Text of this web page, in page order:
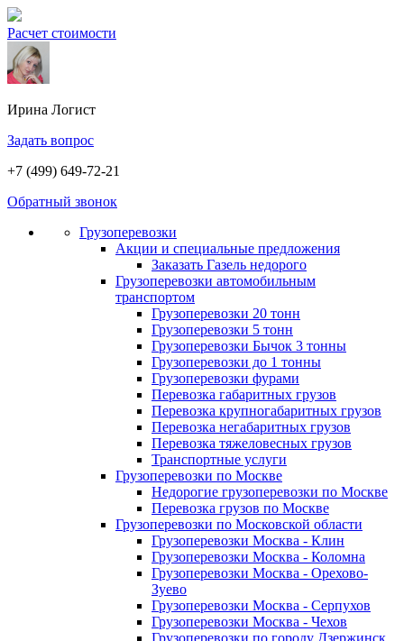
Расчет стоимости
Ирина Логист
Задать вопрос
+7 (499) 649-72-21
Обратный звонок
Грузоперевозки
Акции и специальные предложения
Заказать Газель недорого
Грузоперевозки автомобильным
транспортом
Грузоперевозки 20 тонн
Грузоперевозки 5 тонн
Грузоперевозки Бычок 3 тонны
Грузоперевозки до 1 тонны
Грузоперевозки фурами
Перевозка габаритных грузов
Перевозка крупногабаритных грузов
Перевозка негабаритных грузов
Перевозка тяжеловесных грузов
Транспортные услуги
Грузоперевозки по Москве
Недорогие грузоперевозки по Москве
Перевозка грузов по Москве
Грузоперевозки по Московской области
Грузоперевозки Москва - Клин
Грузоперевозки Москва - Коломна
Грузоперевозки Москва - Орехово-
Зуево
Грузоперевозки Москва - Серпухов
Грузоперевозки Москва - Чехов
Грузоперевозки по городу Дзержинск